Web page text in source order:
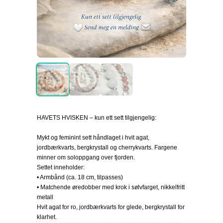
HAVETS HVISKEN – kun ett sett tilgjengelig:
Mykt og feminint sett håndlaget i hvit agat,
jordbærkvarts, bergkrystall og cherrykvarts. Fargene
minner om soloppgang over fjorden.
Settet inneholder:
• Armbånd (ca. 18 cm, tilpasses)
• Matchende øredobber med krok i sølvfarget, nikkelfritt
metall
Hvit agat for ro, jordbærkvarts for glede, bergkrystall for
klarhet.